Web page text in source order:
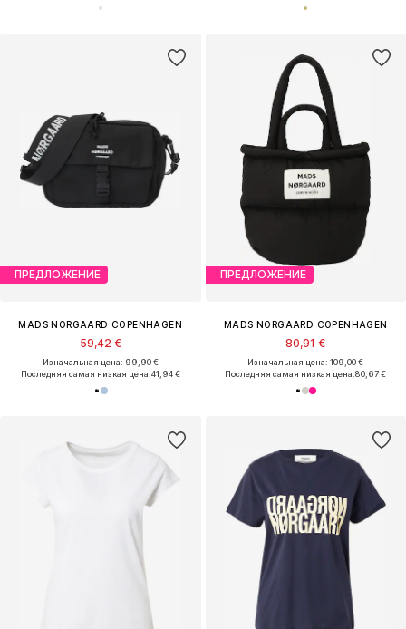
ПРЕДЛОЖЕНИЕ
MADS NORGAARD COPENHAGEN
59,42 €
Изначальная цена: 99,90 €
Последняя самая низкая цена:41,94 €
ПРЕДЛОЖЕНИЕ
MADS NORGAARD COPENHAGEN
80,91 €
Изначальная цена: 109,00 €
Последняя самая низкая цена:80,67 €